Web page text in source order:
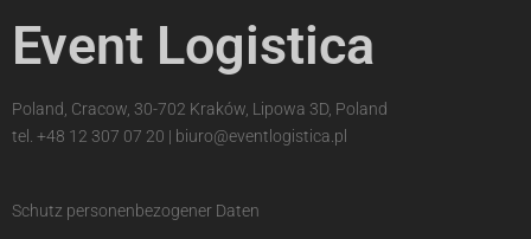
Event Logistica
Poland, Cracow, 30-702 Kraków, Lipowa 3D, Poland
tel. +48 12 307 07 20 | biuro@eventlogistica.pl
Schutz personenbezogener Daten